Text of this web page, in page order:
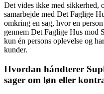
Det vides ikke med sikkerhed,
samarbejde med Det Faglige
omkring en sag, hvor en
gennem Det Faglige Hus mod
kun én persons oplevelse og
kunder.
Hvordan håndterer
sager om løn eller